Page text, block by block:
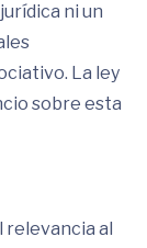
ni un
La ley
sobre esta
relevancia al